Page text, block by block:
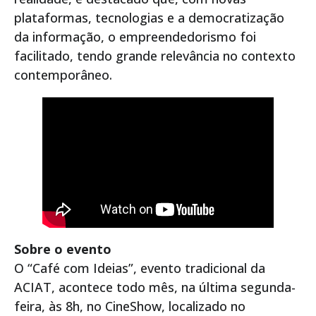
plataformas, tecnologias e a democratização
da informação, o empreendedorismo foi
facilitado, tendo grande relevância no contexto
contemporâneo.
Sobre o evento
O “Café com Ideias”, evento tradicional da
ACIAT, acontece todo mês, na última segunda-
feira, às 8h, no CineShow, localizado no